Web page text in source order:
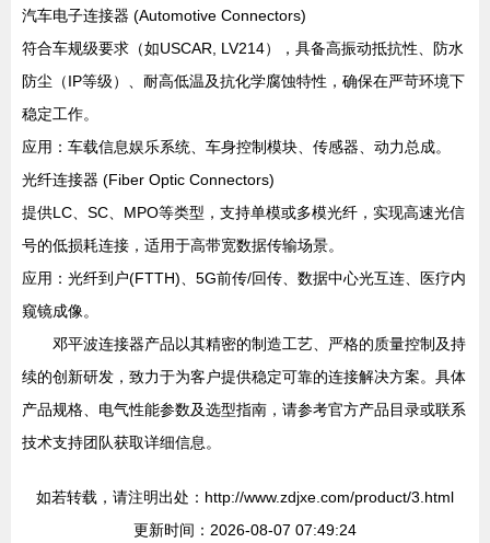
汽车电子连接器 (Automotive Connectors)
符合车规级要求（如USCAR, LV214），具备高振动抵抗性、防水
防尘（IP等级）、耐高低温及抗化学腐蚀特性，确保在严苛环境下
稳定工作。
应用：车载信息娱乐系统、车身控制模块、传感器、动力总成。
光纤连接器 (Fiber Optic Connectors)
提供LC、SC、MPO等类型，支持单模或多模光纤，实现高速光信
号的低损耗连接，适用于高带宽数据传输场景。
应用：光纤到户(FTTH)、5G前传/回传、数据中心光互连、医疗内
窥镜成像。
邓平波连接器产品以其精密的制造工艺、严格的质量控制及持
续的创新研发，致力于为客户提供稳定可靠的连接解决方案。具体
产品规格、电气性能参数及选型指南，请参考官方产品目录或联系
技术支持团队获取详细信息。
如若转载，请注明出处：http://www.zdjxe.com/product/3.html
更新时间：2026-08-07 07:49:24